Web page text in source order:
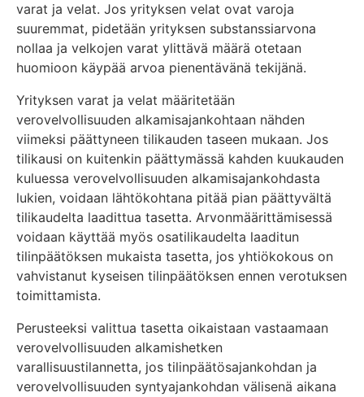
varat ja velat. Jos yrityksen velat ovat varoja
suuremmat, pidetään yrityksen substanssiarvona
nollaa ja velkojen varat ylittävä määrä otetaan
huomioon käypää arvoa pienentävänä tekijänä.
Yrityksen varat ja velat määritetään
verovelvollisuuden alkamisajankohtaan nähden
viimeksi päättyneen tilikauden taseen mukaan. Jos
tilikausi on kuitenkin päättymässä kahden kuukauden
kuluessa verovelvollisuuden alkamisajankohdasta
lukien, voidaan lähtökohtana pitää pian päättyvältä
tilikaudelta laadittua tasetta. Arvonmäärittämisessä
voidaan käyttää myös osatilikaudelta laaditun
tilinpäätöksen mukaista tasetta, jos yhtiökokous on
vahvistanut kyseisen tilinpäätöksen ennen verotuksen
toimittamista.
Perusteeksi valittua tasetta oikaistaan vastaamaan
verovelvollisuuden alkamishetken
varallisuustilannetta, jos tilinpäätösajankohdan ja
verovelvollisuuden syntyajankohdan välisenä aikana